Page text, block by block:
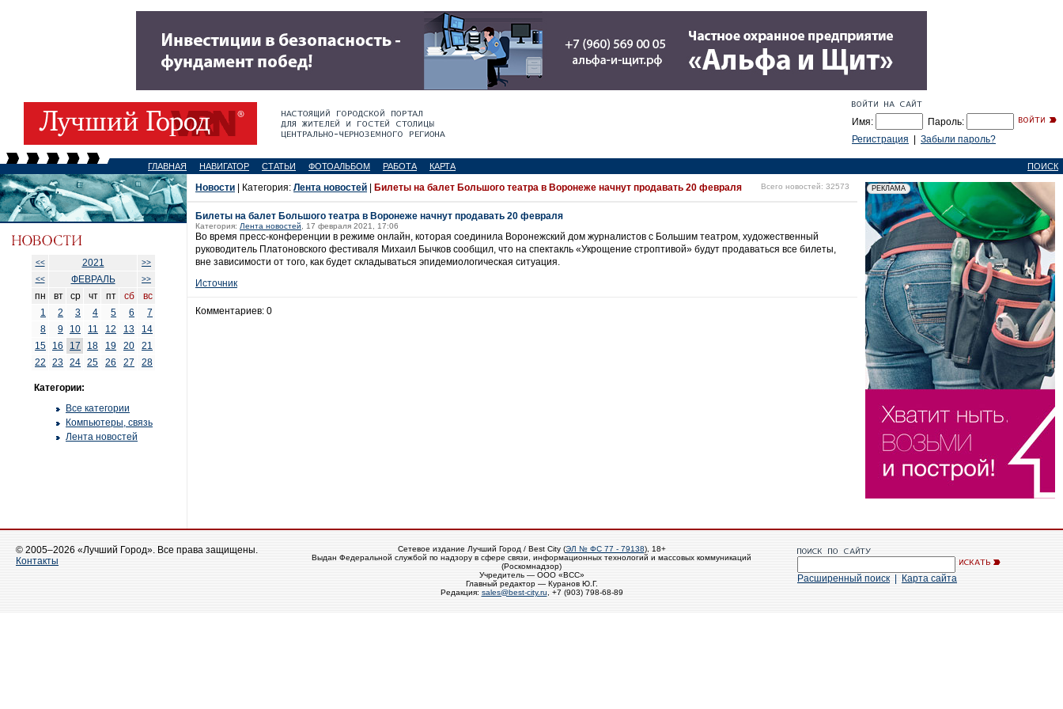
Имя:
Пароль:
Регистрация
Забыли пароль?
ГЛАВНАЯ НАВИГАТОР СТАТЬИ ФОТОАЛЬБОМ РАБОТА КАРТА ПОИСК
<< 2021
>>
<<
ФЕВРАЛЬ >>
пн вт ср чт пт сб
вс
1
2 3 4 5 6
7
8
9 10 11 12 13
14
15
16 17 18 19 20
21
22
23 24 25 26 27 28
Категории:
Все категории
Компьютеры, связь
Лента новостей
Новости | Категория: Лента новостей Билеты на балет Большого театра в Воронеже начнут продавать 20 февраля Всего новостей: 32573
Билеты на балет Большого театра в Воронеже начнут продавать 20 февраля
Категория: Лента новостей , 17 февраля 2021, 17:06
Во время пресс-конференции в режиме онлайн, которая соединила Воронежский дом журналистов с Большим театром, художественный
руководитель Платоновского фестиваля Михаил Бычков сообщил, что на спектакль «Укрощение строптивой» будут продаваться все билеты,
вне зависимости от того, как будет складываться эпидемиологическая ситуация.
Источник
Комментариев: 0
© 2005–2026 «Лучший Город». Все права защищены.
Контакты
Сетевое издание Лучший Город / Best City (ЭЛ № ФС 77 - 79138), 18+
Выдан Федеральной службой по надзору в сфере связи, информационных технологий и массовых коммуникаций
(Роскомнадзор)
Учредитель — ООО «ВСС»
Главный редактор — Куранов Ю.Г.
Редакция: sales@best-city.ru , +7 (903) 798-68-89
Расширенный поиск Карта сайта